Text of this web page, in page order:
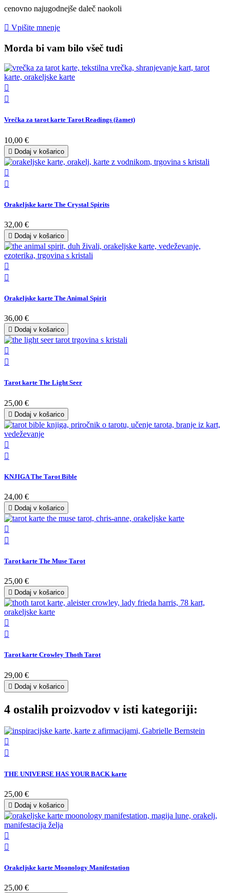
cenovno najugodnejše daleč naokoli
 Vpišite mnenje
Morda bi vam bilo všeč tudi


Vrečka za tarot karte Tarot Readings (žamet)
10,00 €
 Dodaj v košarico


Orakeljske karte The Crystal Spirits
32,00 €
 Dodaj v košarico


Orakeljske karte The Animal Spirit
36,00 €
 Dodaj v košarico


Tarot karte The Light Seer
25,00 €
 Dodaj v košarico


KNJIGA The Tarot Bible
24,00 €
 Dodaj v košarico


Tarot karte The Muse Tarot
25,00 €
 Dodaj v košarico


Tarot karte Crowley Thoth Tarot
29,00 €
 Dodaj v košarico
4 ostalih proizvodov v isti kategoriji:


THE UNIVERSE HAS YOUR BACK karte
25,00 €
 Dodaj v košarico


Orakeljske karte Moonology Manifestation
25,00 €